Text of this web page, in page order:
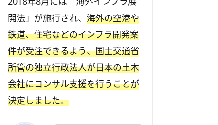
開法」が施行され、 海外の空港や
鉄道、住宅などのインフラ開発案
件が受注できるよう、国土交通省
所管の独立行政法人が日本の土木
会社にコンサル支援を行うことが
決定しました。